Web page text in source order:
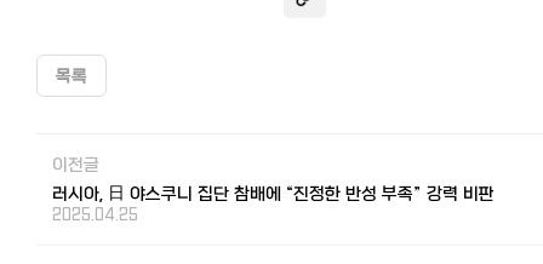
목록
이전글
러시아, 日 야스쿠니 집단 참배에 “진정한 반성 부족” 강력 비판
2025.04.25